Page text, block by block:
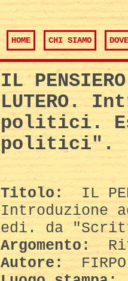
HOME CHI SIAMO
IL
LUTERO.
politici.
politici".
Titolo:
IL
edi. da
Argomento:
Autore: